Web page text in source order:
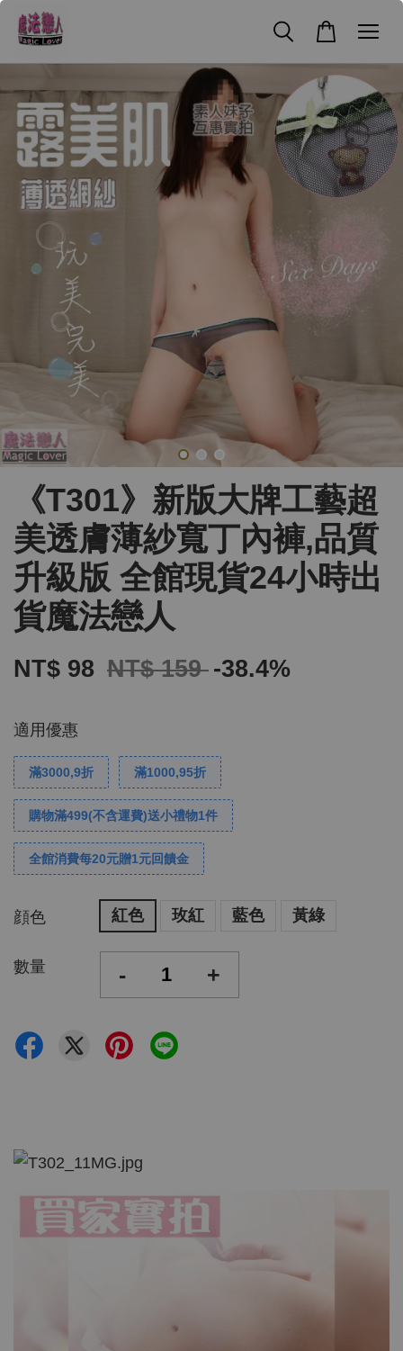
《T301》新版大牌工藝超
美透膚薄紗寬丁內褲,品質
升級版 全館現貨24小時出
貨魔法戀人
NT$ 98 NT$ 159 -38.4%
適用優惠
滿3000,9折 滿1000,95折
購物滿499(不含運費)送小禮物1件
全館消費每20元贈1元回饋金
顔色 紅色 玫紅 藍色 黃綠
數量 - +